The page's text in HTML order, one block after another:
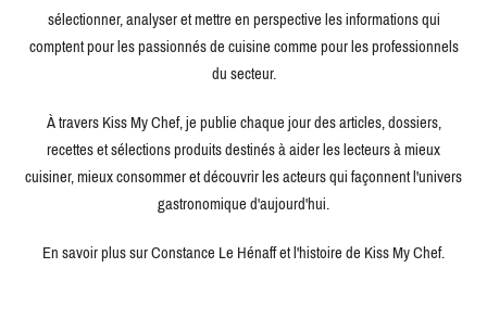
sélectionner, analyser et mettre en perspective les informations qui
comptent pour les passionnés de cuisine comme pour les professionnels
du secteur.
À travers Kiss My Chef, je publie chaque jour des articles, dossiers,
recettes et sélections produits destinés à aider les lecteurs à mieux
cuisiner, mieux consommer et découvrir les acteurs qui façonnent l'univers
gastronomique d'aujourd'hui.
En savoir plus sur Constance Le Hénaff et l'histoire de Kiss My Chef.